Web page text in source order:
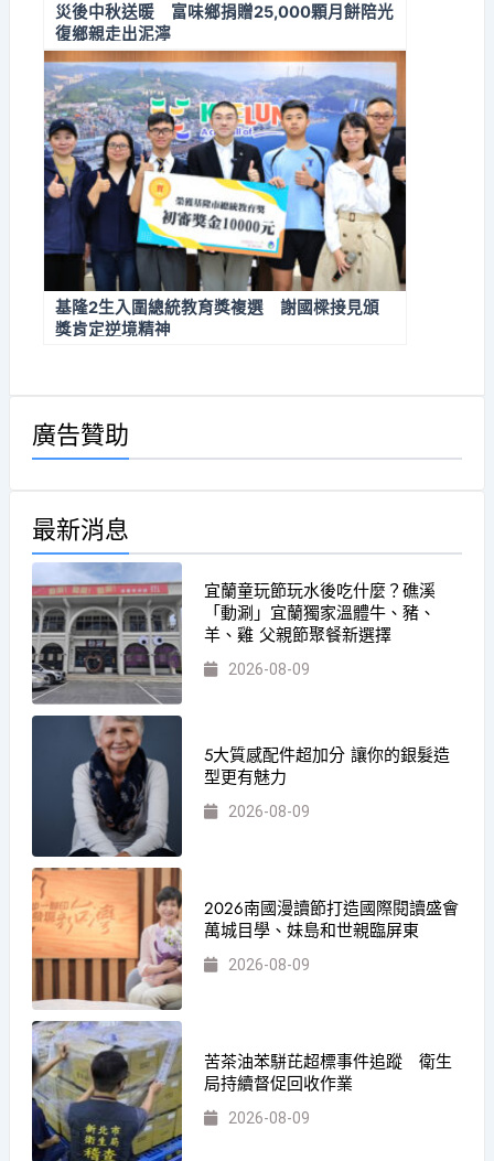
災後中秋送暖 富味鄉捐贈25,000顆月餅陪光
復鄉親走出泥濘
基隆2生入圍總統教育獎複選 謝國樑接見頒
獎肯定逆境精神
廣告贊助
最新消息
宜蘭童玩節玩水後吃什麼？礁溪
「動涮」宜蘭獨家溫體牛、豬、
羊、雞 父親節聚餐新選擇
2026-08-09
5大質感配件超加分 讓你的銀髮造
型更有魅力
2026-08-09
2026南國漫讀節打造國際閱讀盛會
萬城目學、妹島和世親臨屏東
2026-08-09
苦茶油苯駢芘超標事件追蹤 衛生
局持續督促回收作業
2026-08-09